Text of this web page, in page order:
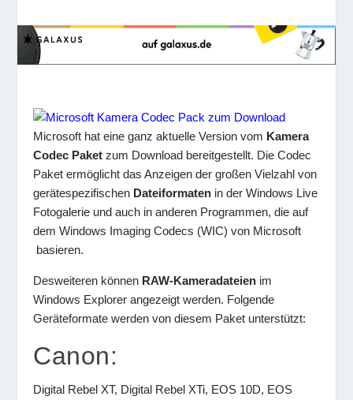
Microsoft hat eine ganz aktuelle Version vom Kamera
Codec Paket zum Download bereitgestellt. Die Codec
Paket ermöglicht das Anzeigen der großen Vielzahl von
gerätespezifischen Dateiformaten in der Windows Live
Fotogalerie und auch in anderen Programmen, die auf
dem Windows Imaging Codecs (WIC) von Microsoft
basieren.
Desweiteren können RAW-Kameradateien im
Windows Explorer angezeigt werden. Folgende
Geräteformate werden von diesem Paket unterstützt:
Canon:
Digital Rebel XT, Digital Rebel XTi, EOS 10D, EOS